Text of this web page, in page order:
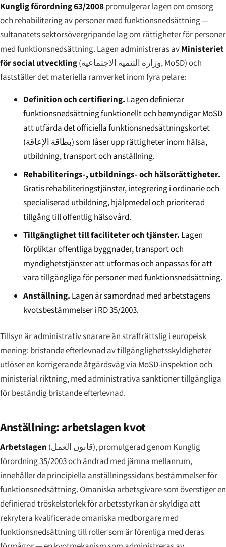
Kunglig förordning 63/2008promulgerar lagen om omsorg
och rehabilitering av personer med funktionsnedsättning —
sultanatets sektorsövergripande lag om rättigheter för personer
med funktionsnedsättning. Lagen administreras avMinisteriet
för social utveckling(وزارة التنمية الاجتماعية, MoSD) och
fastställer det materiella ramverket inom fyra pelare:
Definition och certifiering. Lagen definierar
funktionsnedsättning funktionellt och bemyndigar MoSD
att utfärda det officiella funktionsnedsättningskortet
(بطاقة الإعاقة) som låser upp rättigheter inom hälsa,
utbildning, transport och anställning.
Rehabiliterings-, utbildnings- och hälsorättigheter.
Gratis rehabiliteringstjänster, integrering i ordinarie och
specialiserad utbildning, hjälpmedel och prioriterad
tillgång till offentlig hälsovård.
Tillgänglighet till faciliteter och tjänster. Lagen
förpliktar offentliga byggnader, transport och
myndighetstjänster att utformas och anpassas för att
vara tillgängliga för personer med funktionsnedsättning.
Anställning. Lagen är samordnad med arbetstagens
kvotsbestämmelser i RD 35/2003.
Tillsyn är administrativ snarare än straffrättslig i europeisk
mening: bristande efterlevnad av tillgänglighetsskyldigheter
utlöser en korrigerande åtgärdsväg via MoSD-inspektion och
ministerial riktning, med administrativa sanktioner tillgängliga
för beständig bristande efterlevnad.
Anställning: arbetslagen kvot
Arbetslagen (قانون العمل), promulgerad genom Kunglig
förordning 35/2003 och ändrad med jämna mellanrum,
innehåller de principiella anställnings­sidans bestämmelser för
funktionsnedsättning. Omaniska arbetsgivare som överstiger en
definierad tröskelstorlek för arbetsstyrkan är skyldiga att
rekrytera kvalificerade omaniska medborgare med
funktionsnedsättning till roller som är förenliga med deras